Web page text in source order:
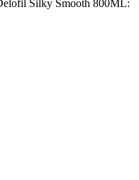
Silky Smooth 800ML: